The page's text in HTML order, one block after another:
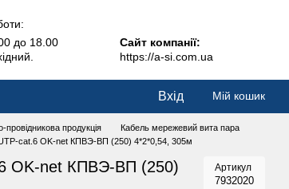
до 18.00
Сайт компанії:
https://a-si.com.ua
Вхід Мій кошик
провідникова продукція
Кабель мережевий вита пара
cat.6 OK-net КПВЭ-ВП (250) 4*2*0,54, 305м
OK-net КПВЭ-ВП (250)
Артикул
7932020